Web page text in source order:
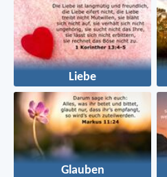
Liebe
Glauben